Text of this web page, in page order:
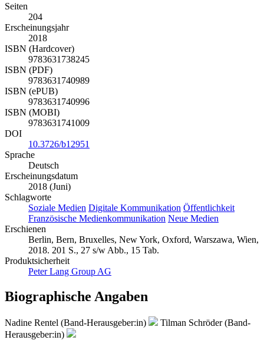
Seiten
204
Erscheinungsjahr
2018
ISBN (Hardcover)
9783631738245
ISBN (PDF)
9783631740989
ISBN (ePUB)
9783631740996
ISBN (MOBI)
9783631741009
DOI
10.3726/b12951
Sprache
Deutsch
Erscheinungsdatum
2018 (Juni)
Schlagworte
Soziale Medien Digitale Kommunikation Öffentlichkeit
Französische Medienkommunikation Neue Medien
Erschienen
Berlin, Bern, Bruxelles, New York, Oxford, Warszawa, Wien,
2018. 201 S., 27 s/w Abb., 15 Tab.
Produktsicherheit
Peter Lang Group AG
Biographische Angaben
Nadine Rentel (Band-Herausgeber:in)
Tilman Schröder (Band-
Herausgeber:in)